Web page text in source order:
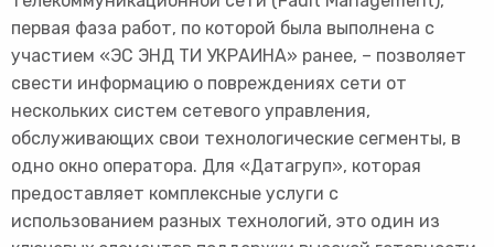
первая фаза работ, по которой была выполнена с
участием «ЭС ЭНД ТИ УКРАИНА» ранее, – позволяет
свести информацию о повреждениях сети от
нескольких систем сетевого управления,
обслуживающих свои технологические сегменты, в
одно окно оператора. Для «Датагруп», которая
предоставляет комплексные услуги с
использованием разных технологий, это один из